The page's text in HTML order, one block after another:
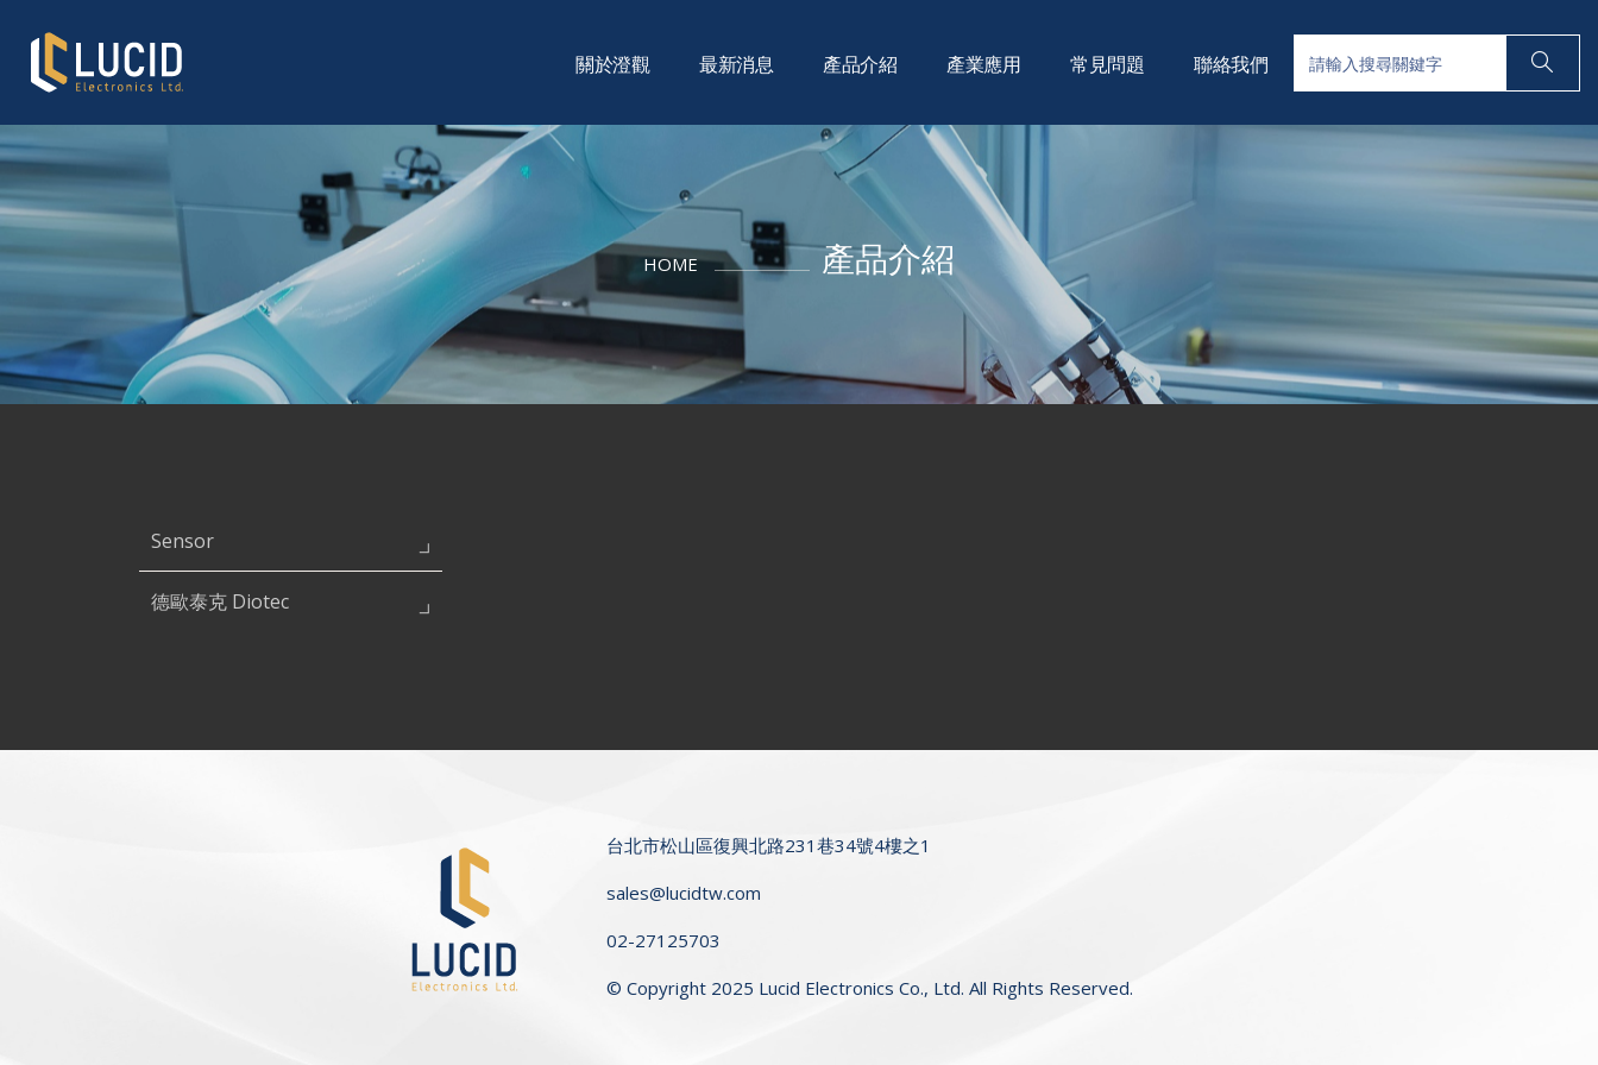
關於澄觀 最新消息 產品介紹 產業應用 常見問題 聯絡我們
HOME 產品介紹
Sensor
德歐泰克 Diotec
台北市松山區復興北路231巷34號4樓之1
sales@lucidtw.com
02-27125703
© Copyright 2025 Lucid Electronics Co., Ltd. All Rights Reserved.